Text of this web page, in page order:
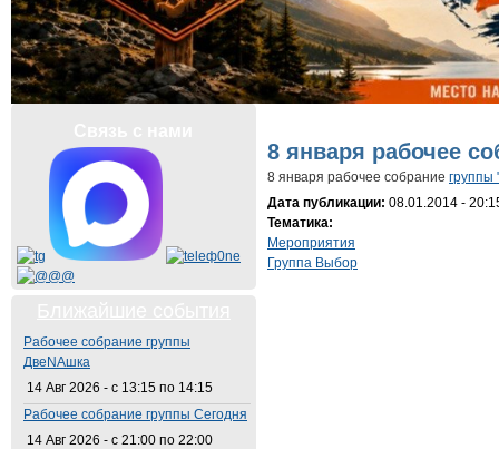
8 января рабочее
8 января рабочее собрание группы
Дата публикации: 08.01.2014 -
Тематика:
Мероприятия
Группа Выбор
Рабочее собрание группы
ДвеNAшка
14 Авг 2026 - с 13:15 по 14:15
Рабочее собрание группы Сегодня
14 Авг 2026 - с 21:00 по 22:00